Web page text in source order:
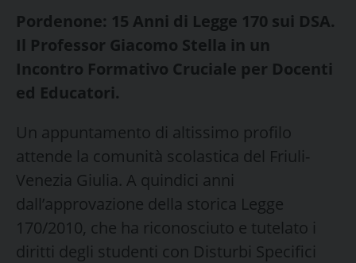
Pordenone: 15 Anni di Legge 170 sui DSA.
Il Professor Giacomo Stella in un
Incontro Formativo Cruciale per Docenti
ed Educatori.
​Un appuntamento di altissimo profilo
attende la comunità scolastica del Friuli-
Venezia Giulia. A quindici anni
dall’approvazione della storica Legge
170/2010, che ha riconosciuto e tutelato i
diritti degli studenti con Disturbi Specifici